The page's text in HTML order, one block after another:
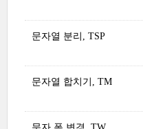
문자열 분리, TSP
문자열 합치기, TM